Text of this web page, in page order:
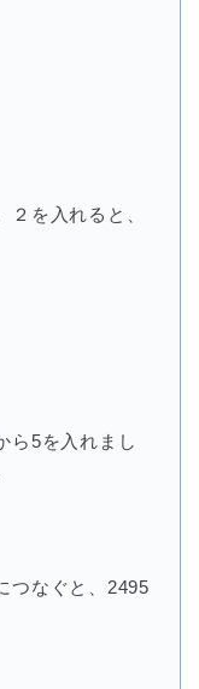
２を入れると、
ら5を入れまし
つなぐと、2495